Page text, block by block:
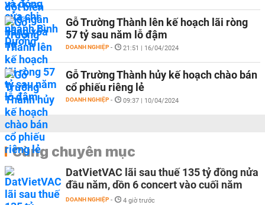
Gỗ Trường Thành lên kế hoạch lãi ròng
57 tỷ sau năm lỗ đậm
DOANH NGHIỆP - 21:51 | 16/04/2024
Gỗ Trường Thành hủy kế hoạch chào bán
cổ phiếu riêng lẻ
DOANH NGHIỆP - 09:37 | 10/04/2024
Cùng chuyên mục
DatVietVAC lãi sau thuế 135 tỷ đồng nửa
đầu năm, dồn 6 concert vào cuối năm
DOANH NGHIỆP - 4 giờ trước